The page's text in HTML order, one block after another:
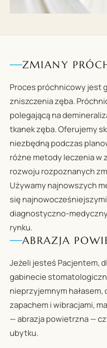
ZMIANY
Proces próchnicowy jest
zniszczenia zęba.
polegającą na
tkanek zęba. Oferujemy
niezbędną podczas
różne metody leczenia w
rozwoju rozpoznanych
Używamy najnowszych
się
diagnostyczno-
rynku.
ABRAZJA
Jeżeli jesteś Pacjentem,
gabinecie
nieprzyjemnym
zapachem i wibracjami,
— abrazja powietrzna —
ubytku.